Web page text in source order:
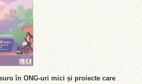
în ONG-uri mici și proiecte care